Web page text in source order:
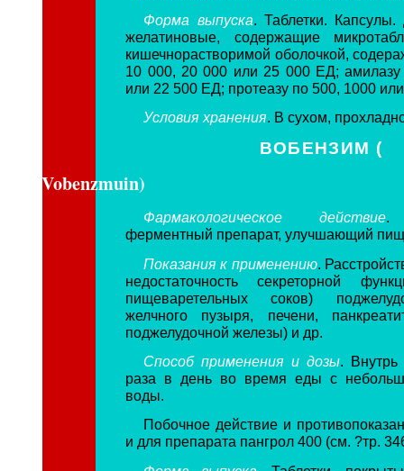
Форма выпуска. Таблетки.
желатиновые, содержащие
кишечнорастворимой оболочкой,
10 000, 20 000 или 25 000 ЕД;
или 22 500 ЕД; протеазу по 500, 1000
Условия хранения. В сухом,
ВОБЕНЗИМ (
Vobenzmuin)
Фармакологическое действие.
ферментный препарат, улучшающий
Показания к применению.
недостаточность секреторной
пищеваретельных соков)
желчного пузыря, печени,
поджелудочной железы) и др.
Способ применения и дозы. Внутрь
раза в день во время еды с
воды.
Побочное действие и
и для препарата пангрол 400 (см. ?тр.